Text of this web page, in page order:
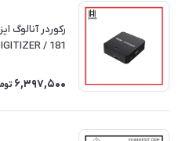
/ 181
6,397,500